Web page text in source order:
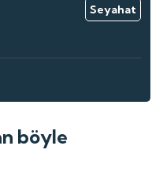
Seyahat
böyle